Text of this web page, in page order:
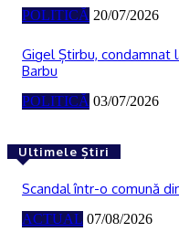
POLITICĂ 20/07/2026
Gigel Știrbu, condamnat
Barbu
POLITICĂ 03/07/2026
Ultimele Știri
Scandal într-o comună
ACTUAL 07/08/2026